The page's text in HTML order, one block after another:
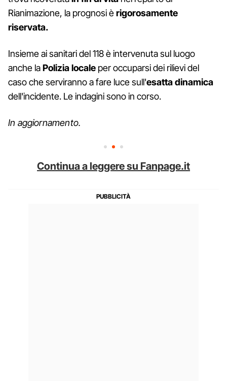
Rianimazione, la prognosi èrigorosamente
riservata.
Insieme ai sanitari del 118 è intervenuta sul luogo
anche laPolizia locale per occuparsi dei rilievi del
caso che serviranno a fare luce sull'esatta dinamica
dell'incidente. Le indagini sono in corso.
In aggiornamento.
Continua a leggere su Fanpage.it